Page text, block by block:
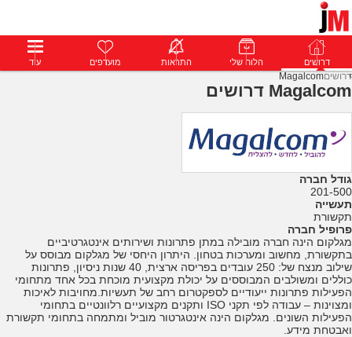
דרושים פרופילים הודעות פרימיום דרושים הלוח שלי התראות מועדפים עוד
דרושיםMagalcom
Magalcom דרושים
גודל חברה
201-500
תעשייה
תקשורת
פרופיל חברה
מגלקום הינה חברה מובילה במתן פתרונות ושירותים אינטגרטיביים
בתקשורת, מחשוב ומערכות בטחון. היתרון היחסי של מגלקום מבוסס על
שילוב מנצח של: 250 עובדים בפריסה ארצית, 40 שנות ניסיון, פתרונות
כוללים ומשולבים המבוססים על יכולת מקצועית מוכחת בכל אחד מתחומי
הפעילות פתרונות ייעודיים לספקטרום רחב של תעשיות.מחויבות לאיכות
ומצוינות – עבודה לפי תקני ISO ותקנים מקצועיים רלוונטיים בתחומי
הפעילות השונים. מגלקום הינה אינטגרטור מוביל ומתמחה בתחומי תקשורת
ואבטחת מידע.